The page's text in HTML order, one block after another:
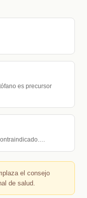
es precursor
el consejo
de salud.